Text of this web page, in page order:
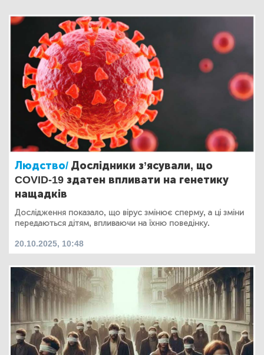
Людство/ Дослідники з’ясували, що
COVID-19 здатен впливати на генетику
нащадків
Дослідження показало, що вірус змінює сперму, а ці зміни
передаються дітям, впливаючи на їхню поведінку.
20.10.2025, 10:48